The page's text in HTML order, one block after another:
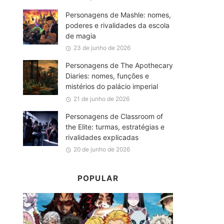
Personagens de Mashle: nomes,
poderes e rivalidades da escola
de magia
23 de junho de 2026
Personagens de The Apothecary
Diaries: nomes, funções e
mistérios do palácio imperial
21 de junho de 2026
Personagens de Classroom of
the Elite: turmas, estratégias e
rivalidades explicadas
20 de junho de 2026
POPULAR